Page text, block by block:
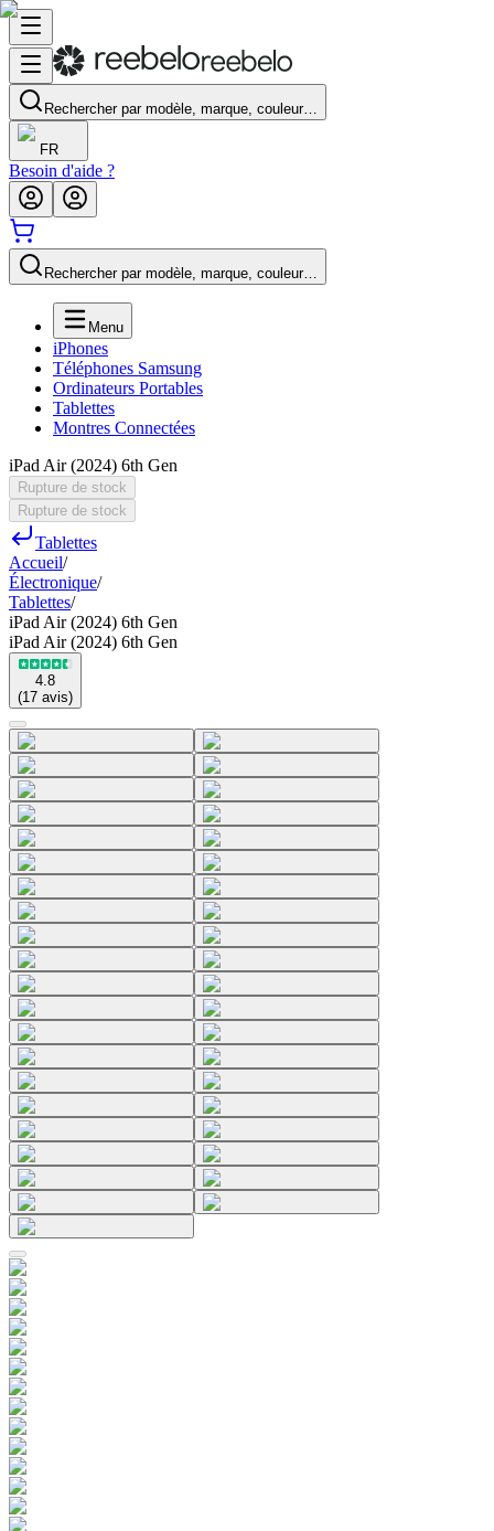
Rechercher par modèle, marque, couleur…
FR
Besoin d'aide ?
Rechercher par modèle, marque, couleur…
Menu
iPhones
Téléphones Samsung
Ordinateurs Portables
Tablettes
Montres Connectées
iPad Air (2024) 6th Gen
Rupture de stock
Rupture de stock
Tablettes
Accueil/
Électronique/
Tablettes/
iPad Air (2024) 6th Gen
iPad Air (2024) 6th Gen
4.8
(17 avis)